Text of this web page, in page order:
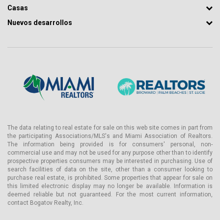
Servicios
La terraza jardín tropical de la azotea ofrece 2.600 pies cuadrados
- Preciosas pérgolas con coronas verdes
- Zonas para relajarse y entretenerse
- Vistas de 360 grados desde el amanecer hasta el atardecer
con salón, cafetería y snack bar. Ofrece un espacio moderno y
aislado para trabajar durante el día, un espacio agradable para
relajarse por la noche y un sistema de sonido de alta calidad.
- El club de salud ofrece para revitalizarse tratamientos de spa,
saunas, salas de vapor, terapia de infrarrojos y piscinas.
El moderno gimnasio está equipado con máquinas
cardiovasculares y una sala de pesas libres. Un césped verde junto
al lago se utiliza para clases de yoga. También hay zonas de
Casas
Nuevos desarrollos
The data relating to real estate for sale on this web site comes in part from
the participating Associations/MLS's and Miami Association of Realtors.
The information being provided is for consumers' personal, non-
commercial use and may not be used for any purpose other than to identify
prospective properties consumers may be interested in purchasing. Use of
search facilities of data on the site, other than a consumer looking to
purchase real estate, is prohibited. Some properties that appear for sale on
this limited electronic display may no longer be available. Information is
deemed reliable but not guaranteed. For the most current information,
contact Bogatov Realty, Inc.